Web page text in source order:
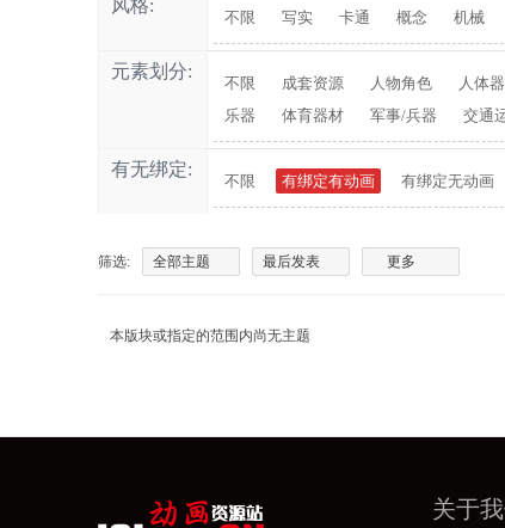
风格:
不限 写实 卡通 概念 机械
元素划分:
不限 成套资源 人物角色 人体
乐器
体育器材 军事/兵器 交通
有无绑定:
不限 有绑定有动画 有绑定无动画
筛选: 全部主题 最后发表 更多
本版块或指定的范围内尚无主题
关于